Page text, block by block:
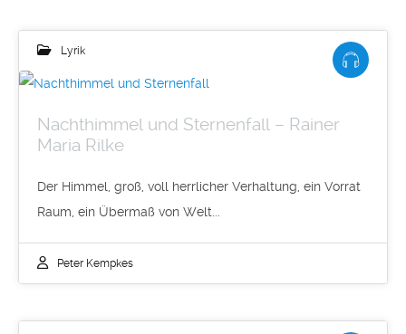
Lyrik
Nachthimmel und Sternenfall – Rainer
Maria Rilke
Der Himmel, groß, voll herrlicher Verhaltung, ein Vorrat
Raum, ein Übermaß von Welt...
Peter Kempkes